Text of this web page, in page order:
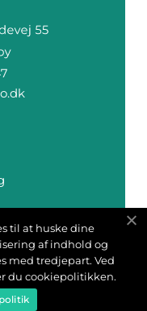
til at huske dine
af indhold og
med tredjepart. Ved
du cookiepolitikken.